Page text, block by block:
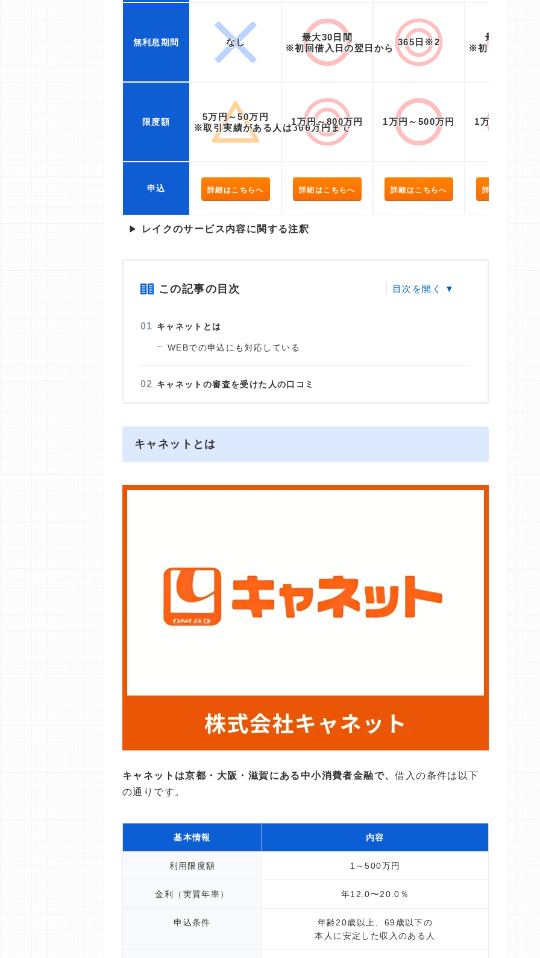
無利息期間 なし 最大30日間
※初回借入日の翌日から
365日※2 最大30日間
※初回契約日の
限度額 5万円～50万円
※取引実績がある人は300万円まで
1万円～800万円 1万円～500万円 1万円～800万
申込 詳細はこちらへ 詳細はこちらへ 詳細はこちらへ 詳細はこちらへ
▶ レイクのサービス内容に関する注釈
この記事の目次
キャネットとは
WEBでの申込にも対応している
キャネットの審査を受けた人の口コミ
キャネットとは
キャネットは京都・大阪・滋賀にある中小消費者金融で、借入の条件は以下
の通りです。
基本情報 内容
利用限度額 1～500万円
金利（実質年率） 年12.0〜20.0％
申込条件
年齢20歳以上、69歳以下の
本人に安定した収入のある人